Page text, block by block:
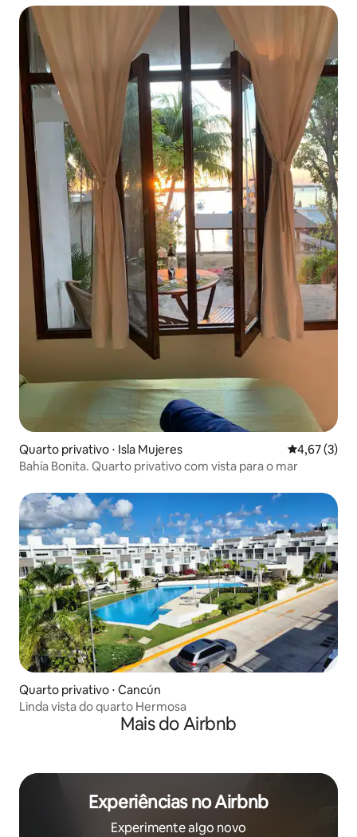
Quarto privativo ⋅ Isla Mujeres 4,67 de
4,67 (3)
Bahía Bonita. Quarto privativo com vista para o mar
Quarto privativo ⋅ Cancún
Linda vista do quarto Hermosa
Mais do Airbnb
Experiências no Airbnb
Experimente algo novo